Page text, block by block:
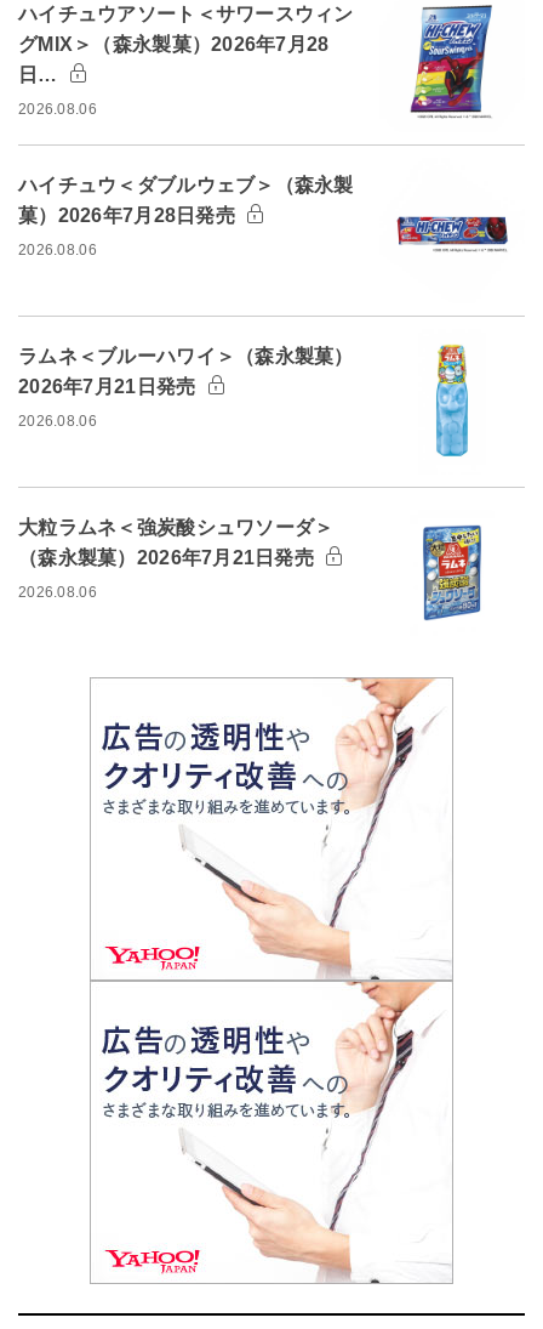
ハイチュウアソート＜サワースウィン
グMIX＞（森永製菓）2026年7月28
日…
2026.08.06
ハイチュウ＜ダブルウェブ＞（森永製
菓）2026年7月28日発売
2026.08.06
ラムネ＜ブルーハワイ＞（森永製菓）
2026年7月21日発売
2026.08.06
大粒ラムネ＜強炭酸シュワソーダ＞
（森永製菓）2026年7月21日発売
2026.08.06